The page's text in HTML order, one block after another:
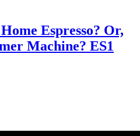
Espresso? Or,
Machine? ES1